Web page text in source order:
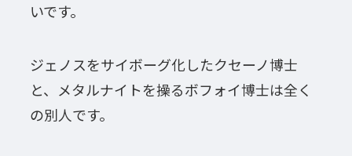
いです。
ジェノスをサイボーグ化したクセーノ博士
と、メタルナイトを操るボフォイ博士は全く
の別人です。